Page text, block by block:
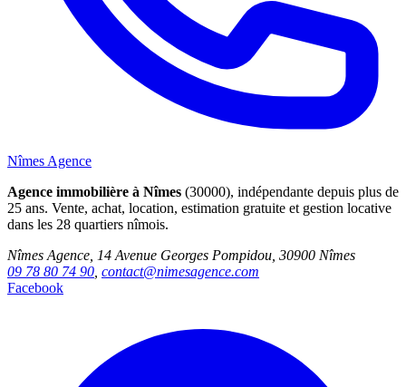
Nîmes Agence
Agence immobilière à Nîmes (30000), indépendante depuis plus de
25 ans. Vente, achat, location, estimation gratuite et gestion locative
dans les 28 quartiers nîmois.
Nîmes Agence, 14 Avenue Georges Pompidou, 30900 Nîmes
09 78 80 74 90 contact@nimesagence.com
Facebook